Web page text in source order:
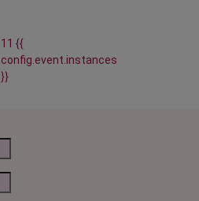
11 {{
config.event.instances
}}